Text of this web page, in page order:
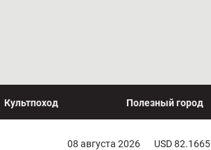
Культпоход Полезный город
08 августа 2026 USD 82.1665